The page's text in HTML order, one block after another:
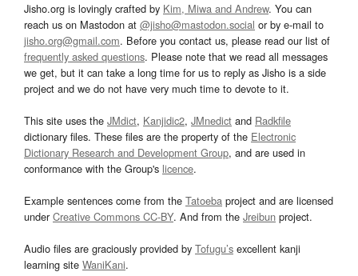
Jisho.org is lovingly crafted by Kim, Miwa and Andrew. You can
reach us on Mastodon at @jisho@mastodon.social or by e-mail to
jisho.org@gmail.com. Before you contact us, please read our list of
frequently asked questions. Please note that we read all messages
we get, but it can take a long time for us to reply as Jisho is a side
project and we do not have very much time to devote to it.
This site uses the JMdict, Kanjidic2, JMnedict and Radkfile
dictionary files. These files are the property of the Electronic
Dictionary Research and Development Group, and are used in
conformance with the Group's licence.
Example sentences come from the Tatoeba project and are licensed
underCreative Commons CC-BY. And from the Jreibun project.
Audio files are graciously provided by Tofugu’s excellent kanji
learning site WaniKani.